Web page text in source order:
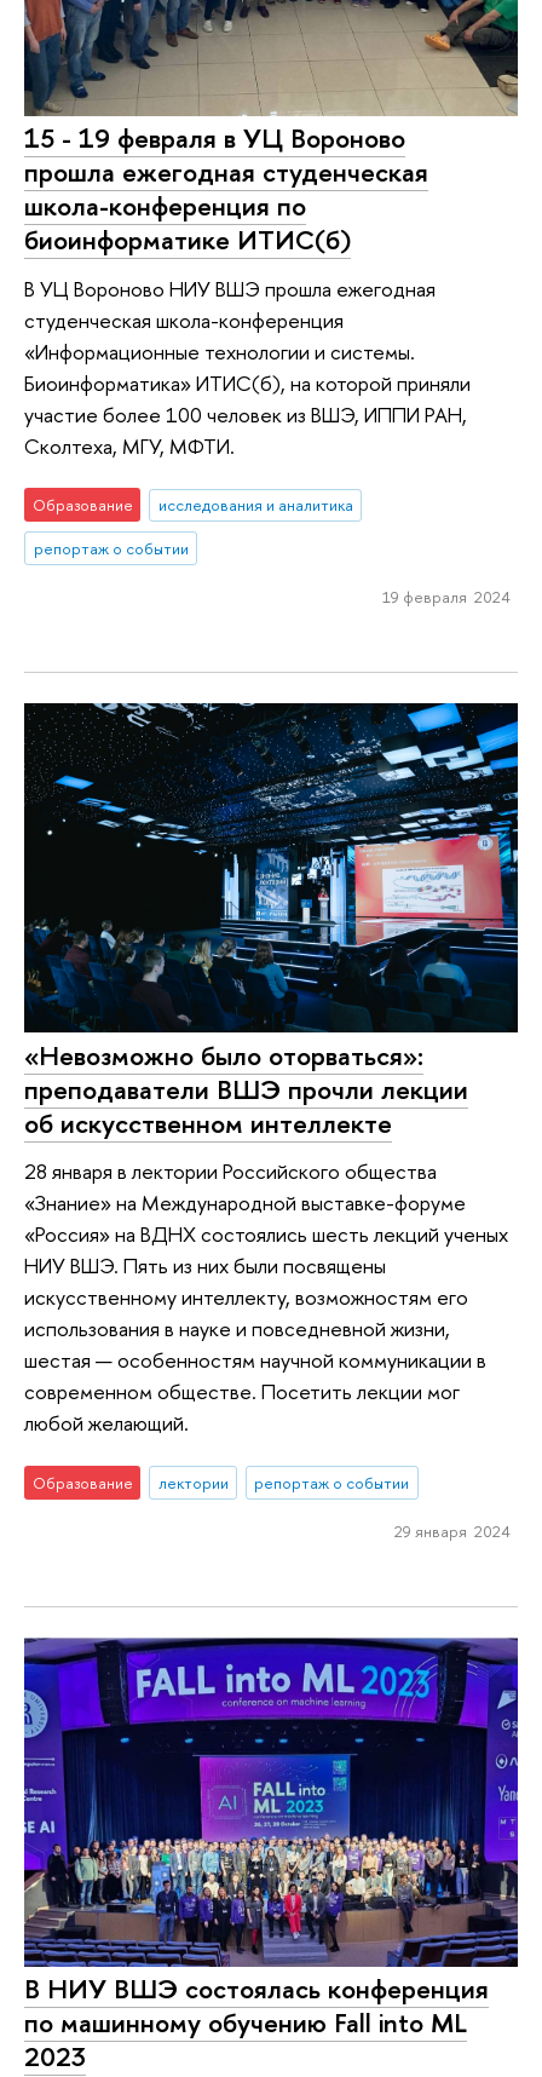
15 - 19 февраля в УЦ Вороново
прошла ежегодная студенческая
школа-конференция по
биоинформатике ИТИС(б)
В УЦ Вороново НИУ ВШЭ прошла ежегодная
студенческая школа-конференция
«Информационные технологии и системы.
Биоинформатика» ИТИС(б), на которой приняли
участие более 100 человек из ВШЭ, ИППИ РАН,
Сколтеха, МГУ, МФТИ.
Образование
исследования и аналитика
репортаж о событии
19 февраля 2024
«Невозможно было оторваться»:
преподаватели ВШЭ прочли лекции
об искусственном интеллекте
28 января в лектории Российского общества
«Знание» на Международной выставке-форуме
«Россия» на ВДНХ состоялись шесть лекций ученых
НИУ ВШЭ. Пять из них были посвящены
искусственному интеллекту, возможностям его
использования в науке и повседневной жизни,
шестая — особенностям научной коммуникации в
современном обществе. Посетить лекции мог
любой желающий.
Образование лектории репортаж о событии
29 января 2024
В НИУ ВШЭ состоялась конференция
по машинному обучению Fall into ML
2023